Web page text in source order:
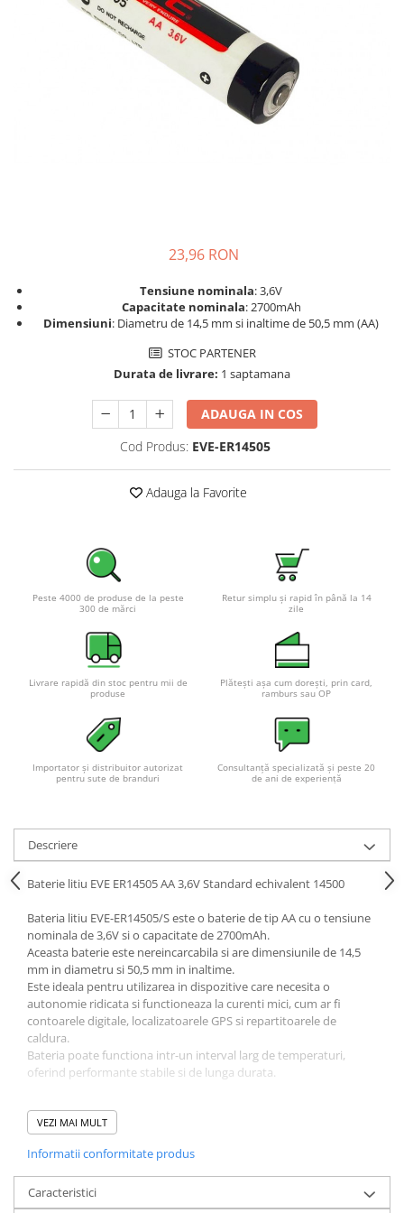
Incarcatoare acumulatori
Panouri fotovoltaice si accesorii
MPPT
PWM
Convertoare de tensiune
Sisteme de stocare energie
Pachete complete stocare energie
Sisteme de Stocare Comerciale
Sisteme fotovoltaice de putere
Sisteme fotovoltaice profesionale
Pachete sisteme fotovoltaice
Statii de incarcare vehicule
Statii de incarcare
Cabluri de incarcare vehicule
electrice
Prize de incarcare vehicule
Accesorii
Tractiune / LiFePo4
Baterii si acumulatori gel si VRLA
6-12 V
de 6-12 V
Acumulatori Moto, ATV
GEL
AGM
Li-Ion
SLA AGM (Sealed Lead Acid)
Deep Cycle - Tractiune/Semi-
Marine & Caravan
Pachete acumulatori VRLA
Sisteme de management (BMS)
23,96 RON
Tensiune nominala: 3,6V
Capacitate nominala: 2700mAh
Dimensiuni: Diametru de 14,5 mm si inaltime de 50,5 mm (AA)
STOC PARTENER
Durata de livrare: 1 saptamana
ADAUGA IN COS
Cod Produs: EVE-ER14505
Adauga la Favorite
Peste 4000 de produse de la peste
300 de mărci
Retur simplu și rapid în până la 14
zile
Livrare rapidă din stoc pentru mii de
produse
Plătești așa cum dorești, prin card,
ramburs sau OP
Importator și distribuitor autorizat
pentru sute de branduri
Consultanță specializată și peste 20
de ani de experiență
Descriere
Baterie litiu EVE ER14505 AA 3,6V Standard echivalent 14500
Bateria litiu EVE-ER14505/S este o baterie de tip AA cu o tensiune
nominala de 3,6V si o capacitate de 2700mAh.
Aceasta baterie este nereincarcabila si are dimensiunile de 14,5
mm in diametru si 50,5 mm in inaltime.
Este ideala pentru utilizarea in dispozitive care necesita o
autonomie ridicata si functioneaza la curenti mici, cum ar fi
contoarele digitale, localizatoarele GPS si repartitoarele de
caldura.
Bateria poate functiona intr-un interval larg de temperaturi,
oferind performante stabile si de lunga durata.
Tensiune nominala
Capacitate nominala
Greutate: Aproximativ 17,29 g
Curent maxim continuu: 50mA
Curent maxim de descarcare in impulsuri
: 150mA (pentru
3 secunde, cu pauza de 27 secunde)
VEZI MAI MULT
Informatii conformitate produs
Caracteristici